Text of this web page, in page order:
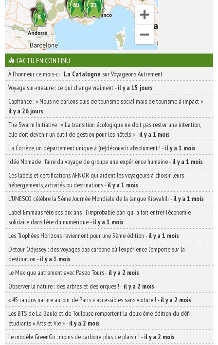
L'ACTU EN CONTINU
À l'honneur ce mois-ci : La Catalogne sur Voyageons Autrement
Voyage sur-mesure : ce qui change vraiment-il y a 15 jours
Capfrance : « Nous ne parlons plus de tourisme social mais de tourisme à impact »-
il y a 26 jours
The Swarm Initiative : « La transition écologique ne doit pas rester une intention,
elle doit devenir un outil de gestion pour les hôtels »-il y a 1 mois
La Corrèze, un département unique à (re)découvrir absolument ! -il y a 1 mois
Idée Nomade : faire du voyage de groupe une expérience humaine-il y a 1 mois
Ces labels et certifications AFNOR qui aident les voyageurs à choisir leurs
hébergements, activités ou destinations-il y a 1 mois
L’UNESCO célèbre la 5ème Journée Mondiale de la langue Kiswahili -il y a 1 mois
Label Emmaüs fête ses dix ans : l’improbable pari qui a fait entrer l’économie
solidaire dans l’ère du numérique-il y a 1 mois
Les Trophées Horizons reviennent pour une 5ème édition -il y a 1 mois
Detour Odyssey : des voyages bas carbone où l’expérience l’emporte sur la
destination -il y a 1 mois
Le Mexique autrement avec Paseo Tours-il y a 2 mois
Observer la nature : des arbres et des orques ! -il y a 2 mois
« 45 randos nature autour de Paris » accessibles sans voiture ! -il y a 2 mois
Les BTS de La Baule et de Toulouse remportent la deuxième édition du défi
étudiants « Arts et Vie »-il y a 2 mois
Le modèle GreenGo : moins de carbone, plus de plaisir ! -il y a 2 mois